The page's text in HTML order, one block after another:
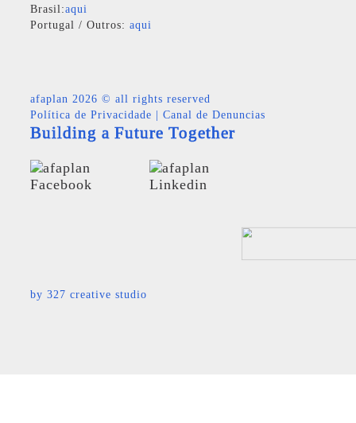
Brasil:aqui
Portugal / Outros: aqui
afaplan 2026 © all rights reserved
Política de Privacidade | Canal de Denuncias
Building a Future Together
by 327 creative studio